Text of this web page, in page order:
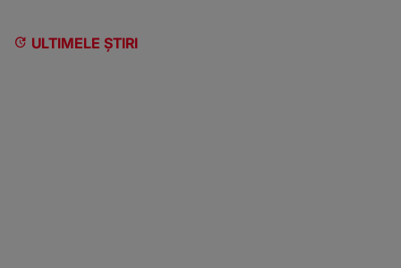
ULTIMELE ȘTIRI